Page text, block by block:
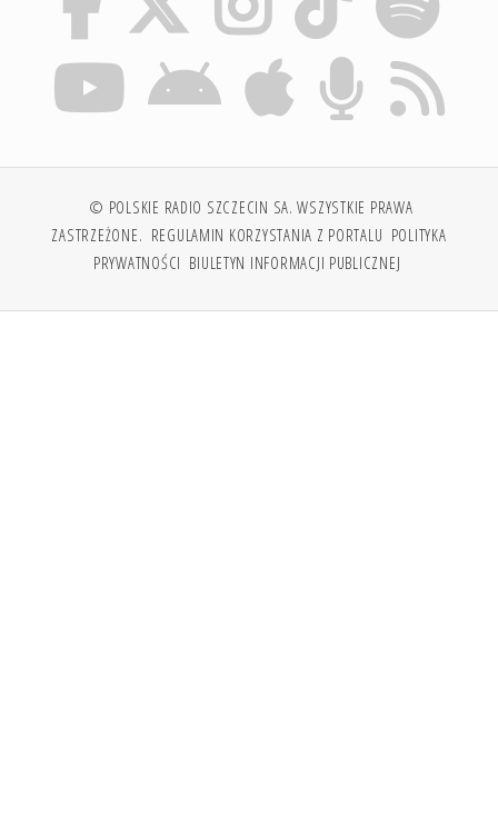
© POLSKIE RADIO SZCZECIN SA. WSZYSTKIE PRAWA
ZASTRZEŻONE. REGULAMIN KORZYSTANIA Z PORTALU POLITYKA
PRYWATNOŚCI BIULETYN INFORMACJI PUBLICZNEJ